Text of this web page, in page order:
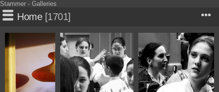
Stammer - Galleries
Home 1701